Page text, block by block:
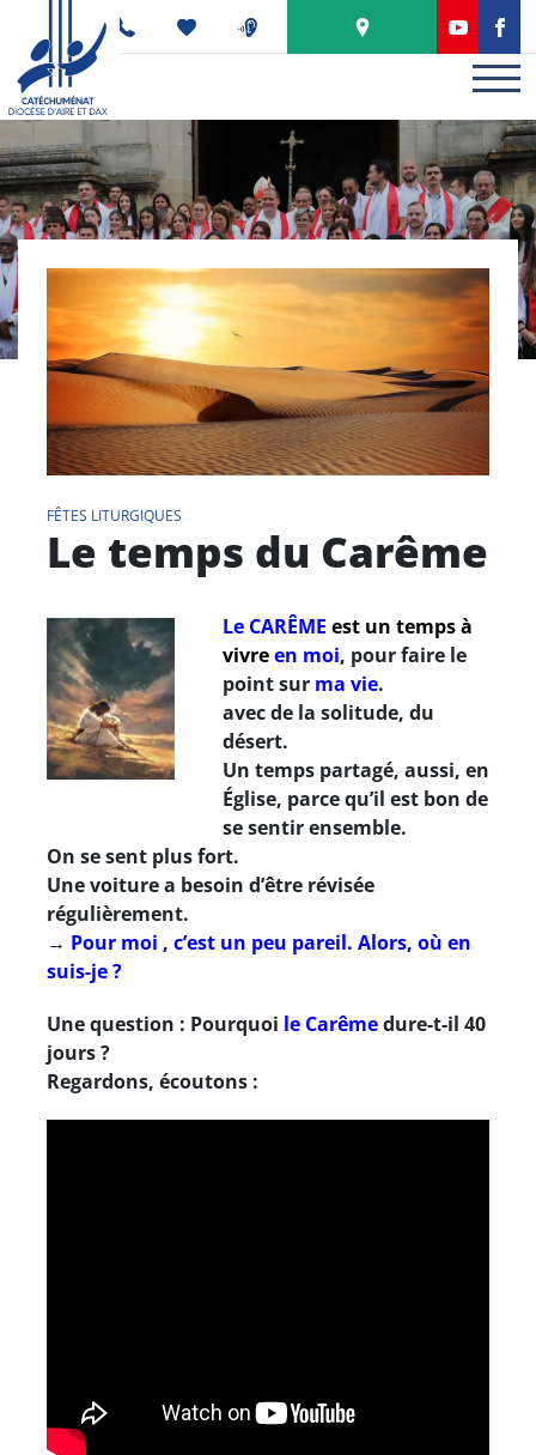
FÊTES LITURGIQUES
Le temps du Carême
Le CARÊME est un temps à
vivreen moi, pour faire le
point sur ma vie.
avec de la solitude, du
désert.
Un temps partagé, aussi, en
Église, parce qu’il est bon de
se sentir ensemble.
On se sent plus fort.
Une voiture a besoin d’être révisée
régulièrement.
→ Pour moi , c’est un peu pareil. Alors, où en
suis-je ?
Une question : Pourquoi le Carêmedure-t-il 40
jours ?
Regardons, écoutons :
Panneau de gestion des cookies